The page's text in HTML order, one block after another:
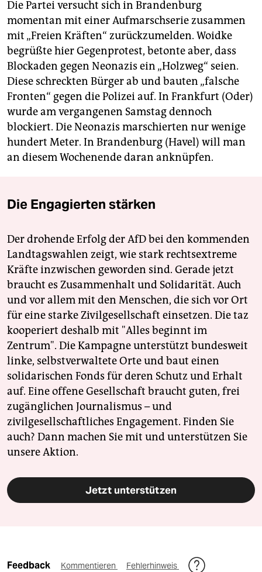
Die Partei versucht sich in Brandenburg
momentan mit einer Aufmarschserie zusammen
mit „Freien Kräften“ zurückzumelden. Woidke
begrüßte hier Gegenprotest, betonte aber, dass
Blockaden gegen Neonazis ein „Holzweg“ seien.
Diese schreckten Bürger ab und bauten „falsche
Fronten“ gegen die Polizei auf. In Frankfurt (Oder)
wurde am vergangenen Samstag dennoch
blockiert. Die Neonazis marschierten nur wenige
hundert Meter. In Brandenburg (Havel) will man
an diesem Wochenende daran anknüpfen.
Die Engagierten stärken
Der drohende Erfolg der AfD bei den kommenden
Landtagswahlen zeigt, wie stark rechtsextreme
Kräfte inzwischen geworden sind. Gerade jetzt
braucht es Zusammenhalt und Solidarität. Auch
und vor allem mit den Menschen, die sich vor Ort
für eine starke Zivilgesellschaft einsetzen. Die taz
kooperiert deshalb mit "Alles beginnt im
Zentrum". Die Kampagne unterstützt bundesweit
linke, selbstverwaltete Orte und baut einen
solidarischen Fonds für deren Schutz und Erhalt
auf. Eine offene Gesellschaft braucht guten, frei
zugänglichen Journalismus – und
zivilgesellschaftliches Engagement. Finden Sie
auch? Dann machen Sie mit und unterstützen Sie
unsere Aktion.
Jetzt unterstützen
Feedback Kommentieren Fehlerhinweis